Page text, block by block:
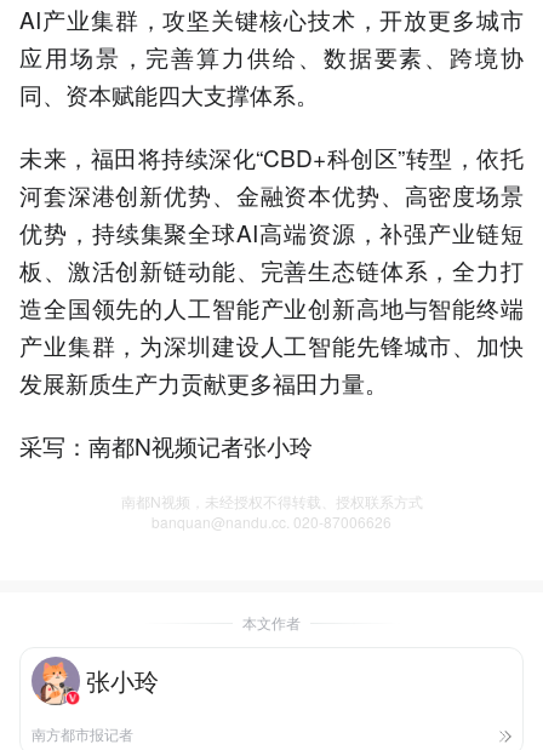
AI产业集群，攻坚关键核心技术，开放更多城市
应用场景，完善算力供给、数据要素、跨境协
同、资本赋能四大支撑体系。
未来，福田将持续深化“CBD+科创区”转型，依托
河套深港创新优势、金融资本优势、高密度场景
优势，持续集聚全球AI高端资源，补强产业链短
板、激活创新链动能、完善生态链体系，全力打
造全国领先的人工智能产业创新高地与智能终端
产业集群，为深圳建设人工智能先锋城市、加快
发展新质生产力贡献更多福田力量。
采写：南都N视频记者张小玲
南都N视频，未经授权不得转载、授权联系方式
banquan@nandu.cc. 020-87006626
本文作者
张小玲
南方都市报记者